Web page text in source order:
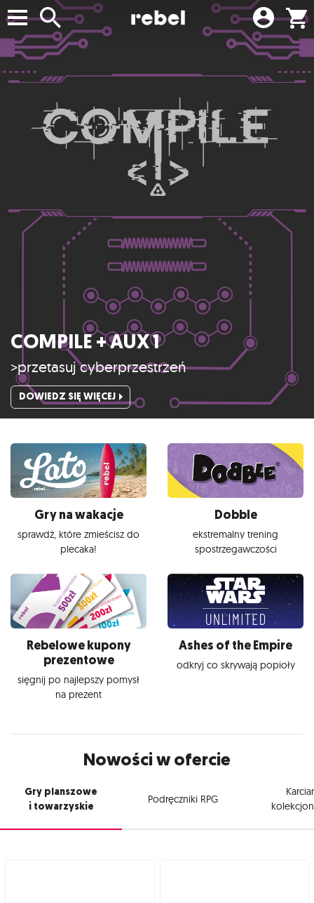
COMPILE + AUX 1
>przetasuj cyberprzestrzeń
DOWIEDZ SIĘ WIĘCEJ
Gry na wakacje
sprawdź, które zmieścisz do
plecaka!
Dobble
ekstremalny trening
spostrzegawczości
Rebelowe kupony
prezentowe
sięgnij po najlepszy pomysł
na prezent
Ashes of the Empire
odkryj co skrywają popioły
Nowości w ofercie
Gry planszowe
i towarzyskie
Podręczniki RPG